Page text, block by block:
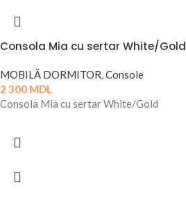
Consola Mia cu sertar White/Gold
MOBILĂ DORMITOR,Console
2 300 MDL
Consola Mia cu sertar White/Gold